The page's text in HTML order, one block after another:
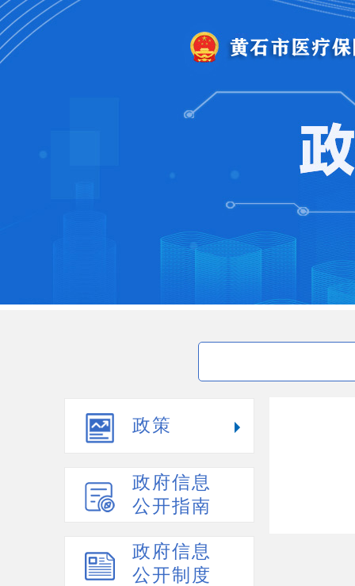
政策
政府信息
公开指南
政府信息
公开制度